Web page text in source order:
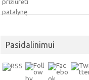
Pasidalinimui